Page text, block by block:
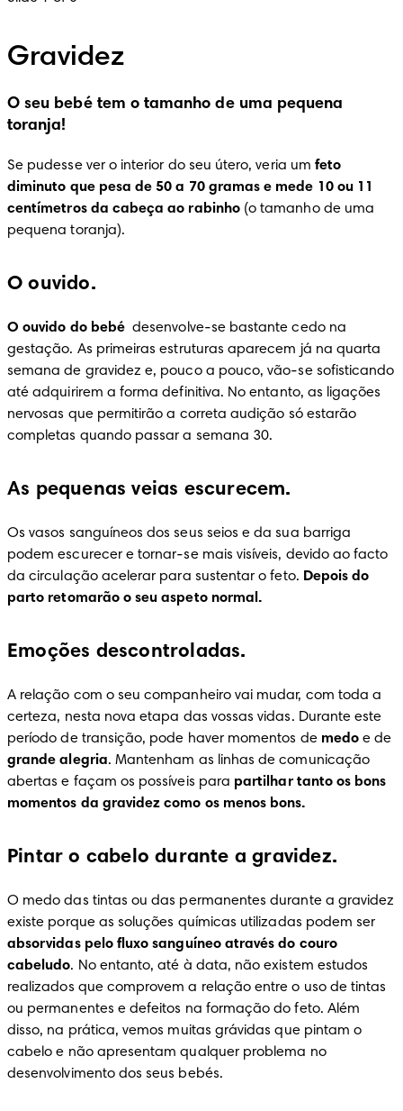
Gravidez
O seu bebé tem o tamanho de uma pequena
toranja!
Se pudesse ver o interior do seu útero, veria um feto
diminuto que pesa de 50 a 70 gramas e mede 10 ou 11
centímetros da cabeça ao rabinho (o tamanho de uma
pequena toranja).
O ouvido.
O ouvido do bebé desenvolve-se bastante cedo na
gestação. As primeiras estruturas aparecem já na quarta
semana de gravidez e, pouco a pouco, vão-se sofisticando
até adquirirem a forma definitiva. No entanto, as ligações
nervosas que permitirão a correta audição só estarão
completas quando passar a semana 30.
As pequenas veias escurecem.
Os vasos sanguíneos dos seus seios e da sua barriga
podem escurecer e tornar-se mais visíveis, devido ao facto
da circulação acelerar para sustentar o feto. Depois do
parto retomarão o seu aspeto normal.
Emoções descontroladas.
A relação com o seu companheiro vai mudar, com toda a
certeza, nesta nova etapa das vossas vidas. Durante este
período de transição, pode haver momentos de medo
grande alegria. Mantenham as linhas de comunicação
abertas e façam os possíveis para partilhar tanto os bons
momentos da gravidez como os menos bons.
Pintar o cabelo durante a gravidez.
O medo das tintas ou das permanentes durante a gravidez
absorvidas pelo fluxo sanguíneo através do couro
cabeludo. No entanto, até à data, não existem estudos
realizados que comprovem a relação entre o uso de tintas
ou permanentes e defeitos na formação do feto. Além
disso, na prática, vemos muitas grávidas que pintam o
cabelo e não apresentam qualquer problema no
desenvolvimento dos seus bebés.